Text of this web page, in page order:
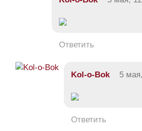
Ответить
Kol-o-Bok 5
Ответить